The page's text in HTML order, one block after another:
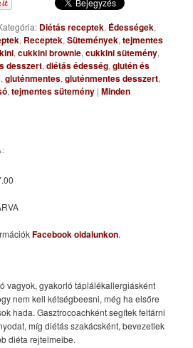
Diétás receptek, Édességek,
, Receptek,Sütemények,tejmentes
,cukkini brownie,cukkini sütemény,
desszert,diétás édesség,glutén és
,gluténmentes,gluténmentes desszert,
,tejmentes sütemény |Minden
Facebook oldalunkon.
vagyok, gyakorló táplálékallergiásként
nem kell kétségbeesni, még ha elsőre
hada. Gasztrocoachként segítek feltárni
míg diétás szakácsként, bevezetlek
diéta rejtelmeibe.